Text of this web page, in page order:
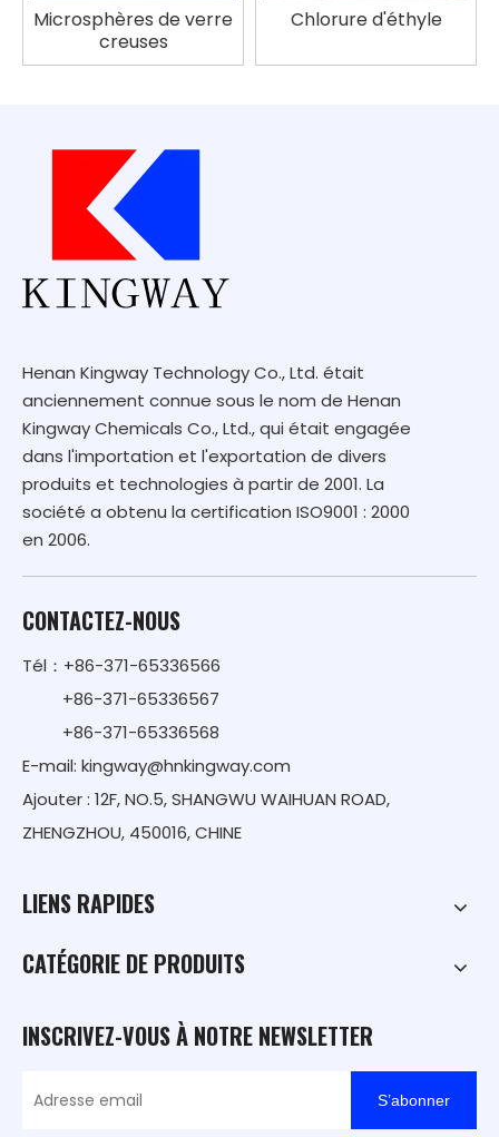
Microsphères de verre
creuses
Chlorure d'éthyle
Henan Kingway Technology Co., Ltd. était
anciennement connue sous le nom de Henan
Kingway Chemicals Co., Ltd., qui était engagée
dans l'importation et l'exportation de divers
produits et technologies à partir de 2001. La
société a obtenu la certification ISO9001 : 2000
en 2006.
CONTACTEZ-NOUS
Tél：+86-371-65336566
+86-371-65336567
+86-371-65336568
E-mail: kingway@hnkingway.com
Ajouter : 12F, NO.5, SHANGWU WAIHUAN ROAD,
ZHENGZHOU, 450016, CHINE
LIENS RAPIDES
CATÉGORIE DE PRODUITS
INSCRIVEZ-VOUS À NOTRE NEWSLETTER
S’abonner